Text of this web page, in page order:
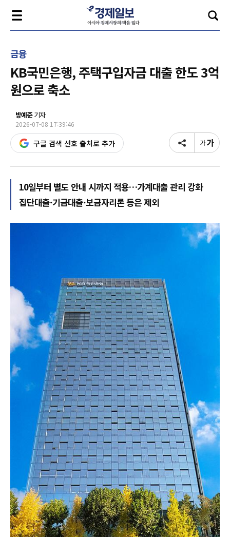
금융
KB국민은행, 주택구입자금 대출 한도 3억
원으로 축소
방예준기자
2026-07-08 17:39:46
구글 검색 선호 출처로 추가
10일부터 별도 안내 시까지 적용…가계대출 관리 강화
집단대출·기금대출·보금자리론 등은 제외